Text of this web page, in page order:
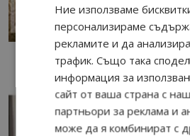
Ние използваме
персонализираме
рекламите и да
трафик. Също така
информация за
сайт от ваша страна с
партньори за реклама и
може да я комбинират с